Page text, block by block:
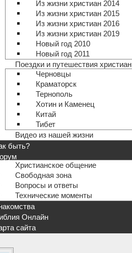
Из жизни христиан 2014
Из жизни христиан 2015
Из жизни христиан 2016
Из жизни христиан 2019
Новый год 2010
Новый год 2011
Поездки и путешествия христиан
Черновцы
Краматорск
Тернополь
Хотин и Каменец
Китай
Тибет
Видео из нашей жизни
быть?
Христианское общение
Свободная зона
Вопросы и ответы
Технические моменты
Онлайн
сайта